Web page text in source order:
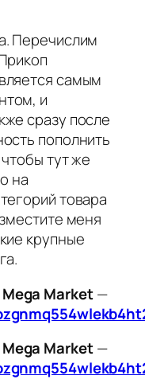
Перечислим
самым
и
сразу после
пополнить
тут же
на
товара
меня
крупные
Market—
Market—